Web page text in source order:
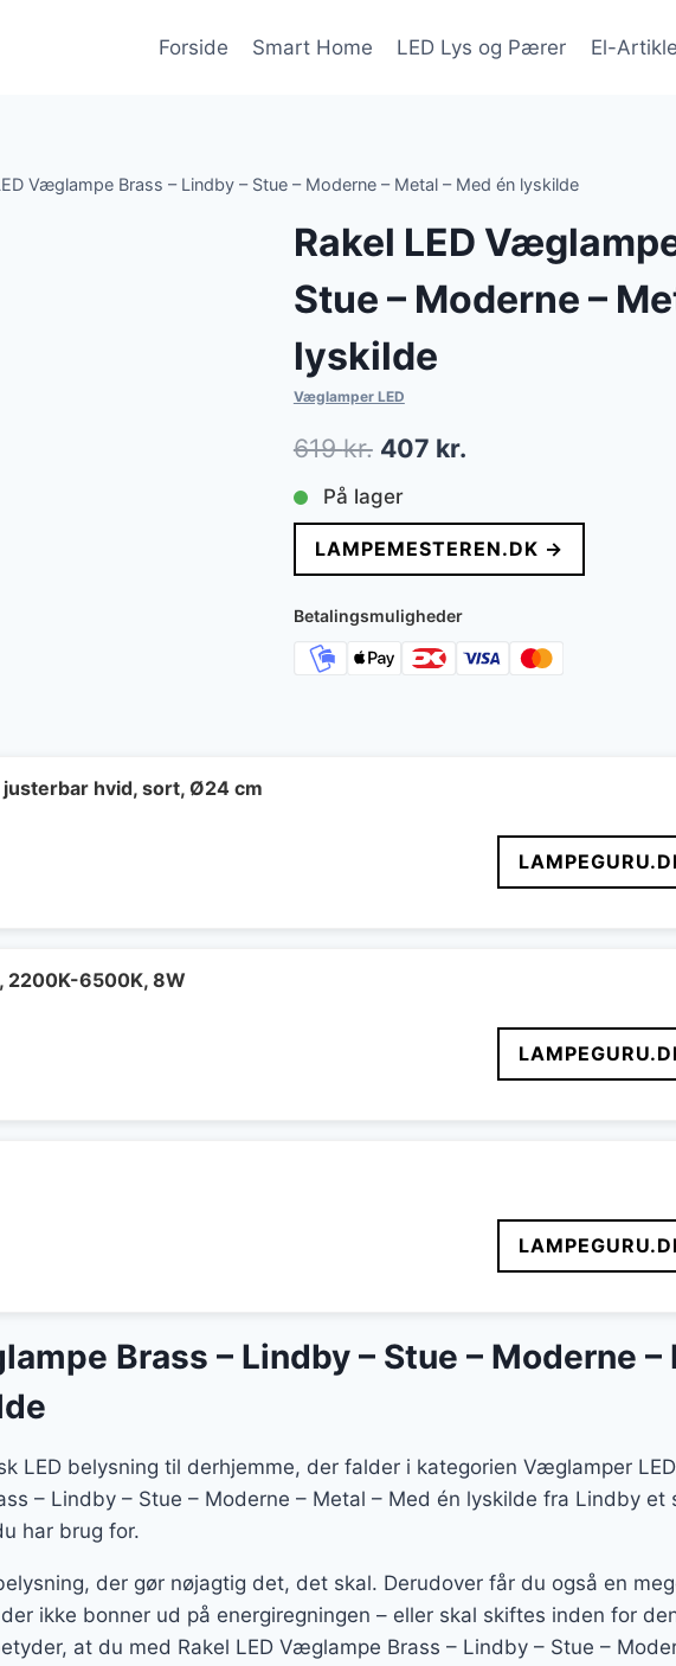
Forside Smart Home LED Lys og Pærer El-
Væglampe Brass – Lindby – Stue – Moderne – Metal – Med én lyskilde
Rakel LED
Stue – Moderne –
lyskilde
Væglamper LED
619kr. Den
oprindelige
pris
var:
619 kr..
407 kr.Den
pris
er:
På lager
LAMPEMESTEREN.DK →
Betalingsmuligheder
hvid, sort, Ø24 cm
2200K-6500K, 8W
Brass – Lindby – Stue – Moderne –
LED belysning til derhjemme, der falder i kategorien Væglamper
– Lindby – Stue – Moderne – Metal – Med én lyskilde fra Lindby et
har brug for.
der gør nøjagtig det, det skal. Derudover får du også en
ikke bonner ud på energiregningen – eller skal skiftes inden for
at du med Rakel LED Væglampe Brass – Lindby – Stue –